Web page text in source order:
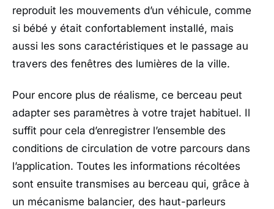
reproduit les mouvements d’un véhicule, comme
si bébé y était confortablement installé, mais
aussi les sons caractéristiques et le passage au
travers des fenêtres des lumières de la ville.
Pour encore plus de réalisme, ce berceau peut
adapter ses paramètres à votre trajet habituel. Il
suffit pour cela d’enregistrer l’ensemble des
conditions de circulation de votre parcours dans
l’application. Toutes les informations récoltées
sont ensuite transmises au berceau qui, grâce à
un mécanisme balancier, des haut-parleurs